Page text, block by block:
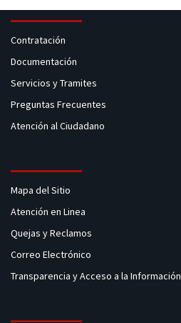
Contratación
Documentación
Servicios y Tramites
Preguntas Frecuentes
Atención al Ciudadano
Mapa del Sitio
Atención en Linea
Quejas y Reclamos
Correo Electrónico
Transparencia y Acceso a la Información